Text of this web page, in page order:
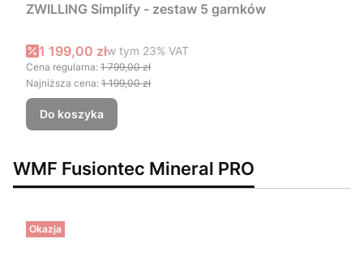
ZWILLING Simplify - zestaw 5 garnków
Cena promocyjna brutto
1 199,00 złw tym %s VAT
w tym 23% VAT
Cena regularna: 1 799,00 zł
Najniższa cena: 1 199,00 zł
Do koszyka
WMF Fusiontec Mineral PRO
Okazja